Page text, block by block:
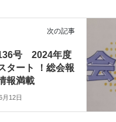
次の記事
号 2024年度
タート ！総会報
報満載
月12日